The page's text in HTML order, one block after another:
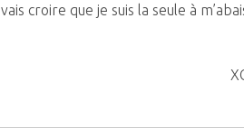
croire que je suis la seule à